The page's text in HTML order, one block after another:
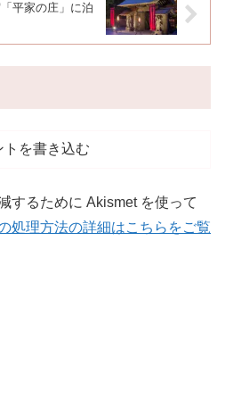
平家の庄」に泊
トを書き込む
するために Akismet を使って
処理方法の詳細はこちらをご覧